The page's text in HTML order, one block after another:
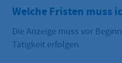
Welche Fristen muss
Die Anzeige muss vor
Tätigkeit erfolgen